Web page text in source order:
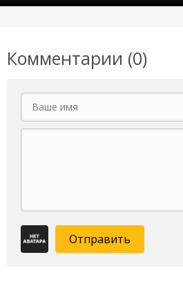
Комментарии (0)
Отправить